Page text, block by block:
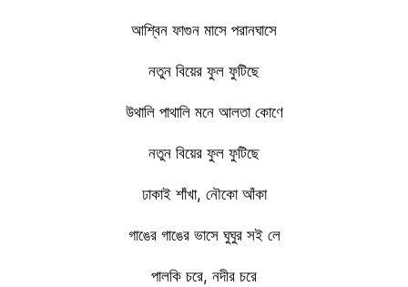
আশ্বিন ফাগুন মাসে পরানঘাসে
নতুন বিয়ের ফুল ফুটিছে
উথালি পাথালি মনে আলতা কোণে
নতুন বিয়ের ফুল ফুটিছে
ঢাকাই শাঁখা, নৌকো আঁকা
গাঙের গাঙের ভাসে ঘুঘুর সই লে
পালকি চরে, নদীর চরে